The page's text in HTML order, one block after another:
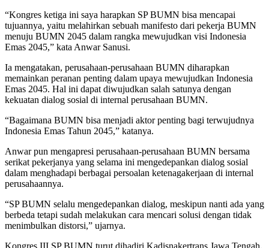
“Kongres ketiga ini saya harapkan SP BUMN bisa mencapai
tujuannya, yaitu melahirkan sebuah manifesto dari pekerja BUMN
menuju BUMN 2045 dalam rangka mewujudkan visi Indonesia
Emas 2045,” kata Anwar Sanusi.
Ia mengatakan, perusahaan-perusahaan BUMN diharapkan
memainkan peranan penting dalam upaya mewujudkan Indonesia
Emas 2045. Hal ini dapat diwujudkan salah satunya dengan
kekuatan dialog sosial di internal perusahaan BUMN.
“Bagaimana BUMN bisa menjadi aktor penting bagi terwujudnya
Indonesia Emas Tahun 2045,” katanya.
Anwar pun mengapresi perusahaan-perusahaan BUMN bersama
serikat pekerjanya yang selama ini mengedepankan dialog sosial
dalam menghadapi berbagai persoalan ketenagakerjaan di internal
perusahaannya.
“SP BUMN selalu mengedepankan dialog, meskipun nanti ada yang
berbeda tetapi sudah melakukan cara mencari solusi dengan tidak
menimbulkan distorsi,” ujarnya.
Kongres III SP BUMN turut dihadiri Kadisnakertrans Jawa Tengah,